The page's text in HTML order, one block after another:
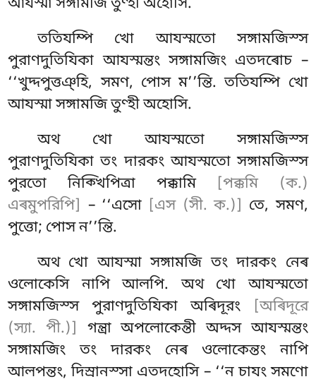
আযস্মা সঙ্গামজি তুণ্হী অহোসি.
ততিযম্পি খো আযস্মতো সঙ্গামজিস্স
পুরাণদুতিযিকা আযস্মন্তং সঙ্গামজিং এতদৰোচ –
‘‘খুদ্দপুত্তঞ্হি, সমণ, পোস ম’’ন্তি. ততিযম্পি খো
আযস্মা সঙ্গামজি তুণ্হী অহোসি.
অথ খো আযস্মতো সঙ্গামজিস্স
পুরাণদুতিযিকা তং দারকং আযস্মতো সঙ্গামজিস্স
পুরতো নিক্খিপিত্ৰা পক্কামি
[পক্কমি (ক.)
এৰমুপরিপি] – ‘‘এসো [এস (সী. ক.)] তে, সমণ,
পুত্তো; পোস ন’’ন্তি.
অথ খো আযস্মা সঙ্গামজি তং দারকং নেৰ
ওলোকেসি নাপি আলপি. অথ খো আযস্মতো
সঙ্গামজিস্স পুরাণদুতিযিকাঅৰিদূরং
[অৰিদূরে
(স্যা. পী.)]
গন্ত্ৰা অপলোকেন্তী অদ্দস আযস্মন্তং
সঙ্গামজিং তং দারকং নেৰ ওলোকেন্তং নাপি
আলপন্তং, দিস্ৰানস্সা এতদহোসি – ‘‘ন চাযং সমণো